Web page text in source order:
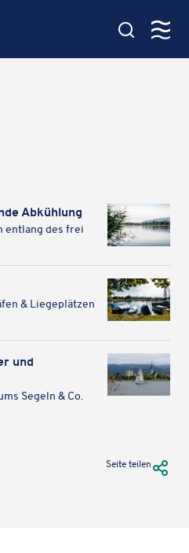
Abkühlung
entlang des frei
& Liege­plät­zen
und
Segeln & Co.
Seite teilen URL